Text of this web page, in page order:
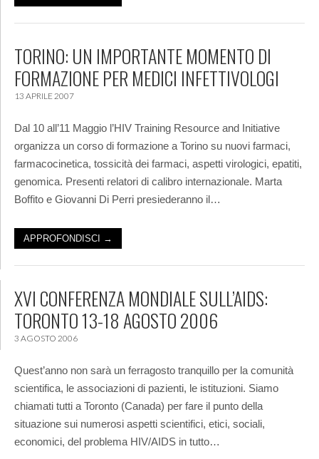
TORINO: UN IMPORTANTE MOMENTO DI
FORMAZIONE PER MEDICI INFETTIVOLOGI
13 APRILE 2007
Dal 10 all’11 Maggio l’HIV Training Resource and Initiative
organizza un corso di formazione a Torino su nuovi farmaci,
farmacocinetica, tossicità dei farmaci, aspetti virologici, epatiti,
genomica. Presenti relatori di calibro internazionale. Marta
Boffito e Giovanni Di Perri presiederanno il…
APPROFONDISCI →
XVI CONFERENZA MONDIALE SULL’AIDS:
TORONTO 13-18 AGOSTO 2006
3 AGOSTO 2006
Quest’anno non sarà un ferragosto tranquillo per la comunità
scientifica, le associazioni di pazienti, le istituzioni. Siamo
chiamati tutti a Toronto (Canada) per fare il punto della
situazione sui numerosi aspetti scientifici, etici, sociali,
economici, del problema HIV/AIDS in tutto…